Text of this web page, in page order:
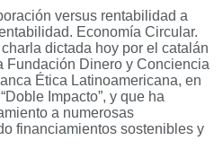
versus rentabilidad a
Economía Circular.
dictada hoy por el catalán
Fundación Dinero y Conciencia
Ética Latinoamericana, en
Impacto”, y que ha
a numerosas
financiamientos sostenibles y